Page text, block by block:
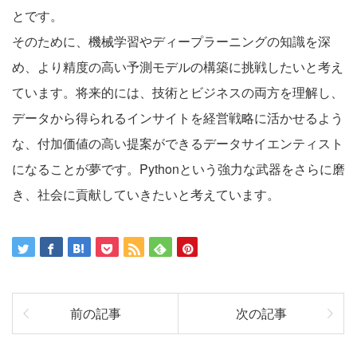
とです。
そのために、機械学習やディープラーニングの知識を深
め、より精度の高い予測モデルの構築に挑戦したいと考え
ています。将来的には、技術とビジネスの両方を理解し、
データから得られるインサイトを経営戦略に活かせるよう
な、付加価値の高い提案ができるデータサイエンティスト
になることが夢です。Pythonという強力な武器をさらに磨
き、社会に貢献していきたいと考えています。
前の記事 次の記事